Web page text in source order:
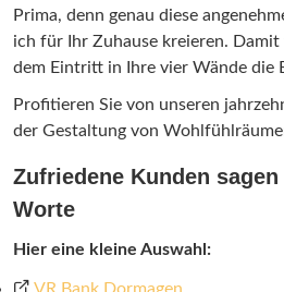
Prima, denn genau diese
ich für Ihr Zuhause kreieren.
dem Eintritt in Ihre vier Wände die
Profitieren Sie von unseren
der Gestaltung von
Zufriedene Kunden
Worte
Hier eine kleine Auswahl: